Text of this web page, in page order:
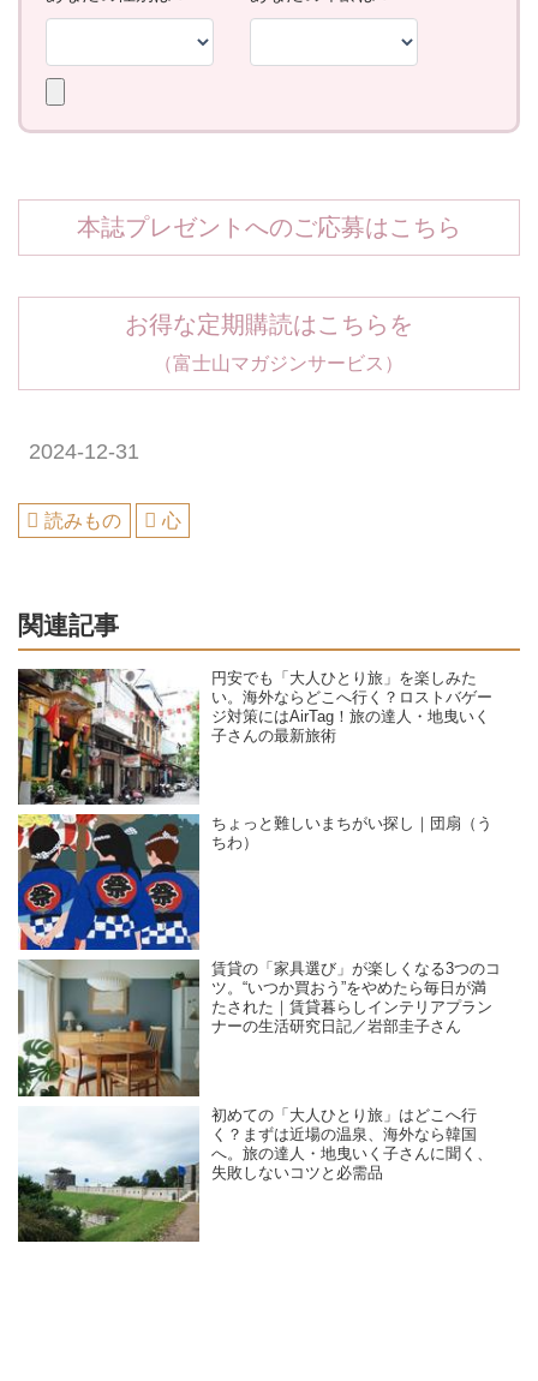
本誌プレゼントへのご応募はこちら
お得な定期購読はこちらを
（富士山マガジンサービス）
2024-12-31
読みもの 心
関連記事
円安でも「大人ひとり旅」を楽しみた
い。海外ならどこへ行く？ロストバゲー
ジ対策にはAirTag！旅の達人・地曳いく
子さんの最新旅術
ちょっと難しいまちがい探し｜団扇（う
ちわ）
賃貸の「家具選び」が楽しくなる3つのコ
ツ。“いつか買おう”をやめたら毎日が満
たされた｜賃貸暮らしインテリアプラン
ナーの生活研究日記／岩部圭子さん
初めての「大人ひとり旅」はどこへ行
く？まずは近場の温泉、海外なら韓国
へ。旅の達人・地曳いく子さんに聞く、
失敗しないコツと必需品